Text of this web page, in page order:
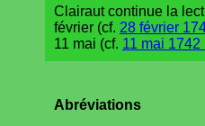
Clairaut continue la
février (cf. 28 février
11 mai (cf. 11 mai 1742
Abréviations